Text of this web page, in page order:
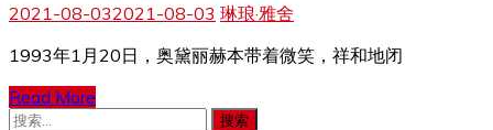
2021-08-032021-08-03 琳琅·雅舍
1993年1月20日，奥黛丽赫本带着微笑，祥和地闭
Read More
搜